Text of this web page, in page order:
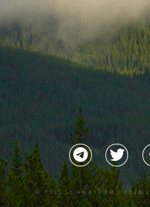
©TILLSCHNEIDER | 2026 |